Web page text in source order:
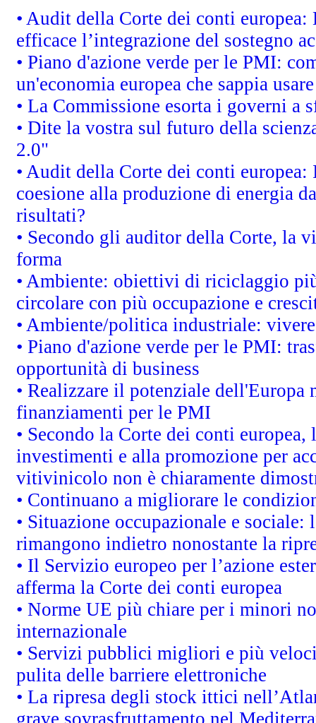
• Audit della Corte dei conti
efficace l’integrazione del sostegno
• Piano d'azione verde per le PMI:
un'economia europea che sappia
• La Commissione esorta i governi
• Dite la vostra sul futuro della
2.0"
• Audit della Corte dei conti
coesione alla produzione di energia
risultati?
• Secondo gli auditor della Corte, la
forma
• Ambiente: obiettivi di riciclaggio
circolare con più occupazione e
• Ambiente/politica industriale:
• Piano d'azione verde per le PMI:
opportunità di business
• Realizzare il potenziale
finanziamenti per le PMI
• Secondo la Corte dei conti
investimenti e alla promozione per
vitivinicolo non è chiaramente
• Continuano a migliorare le
• Situazione occupazionale e
rimangono indietro nonostante la
• Il Servizio europeo per l’azione
afferma la Corte dei conti europea
• Norme UE più chiare per i minori
internazionale
• Servizi pubblici migliori e più
pulita delle barriere elettroniche
• La ripresa degli stock ittici
grave sovrasfruttamento nel